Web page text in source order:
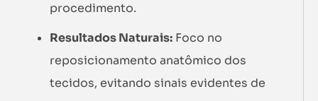
procedimento.
Resultados Naturais: Foco no
reposicionamento anatômico dos
tecidos, evitando sinais evidentes de